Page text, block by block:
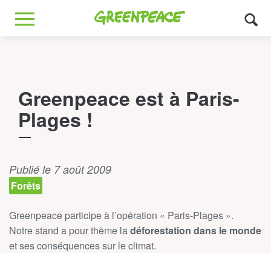
Greenpeace
MENU
Greenpeace est à Paris-
Plages !
Publié le 7 août 2009
Forêts
Greenpeace participe à l’opération « Paris-Plages ».
Notre stand a pour thème ladéforestation dans le monde
et ses conséquences sur le climat.